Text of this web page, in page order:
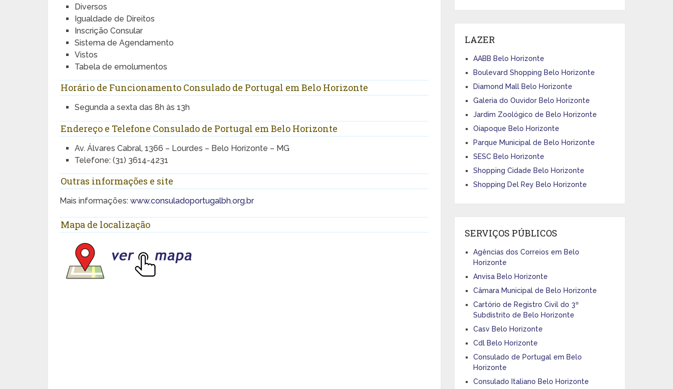
Diversos
Igualdade de Direitos
Inscrição Consular
Sistema de Agendamento
Vistos
Tabela de emolumentos
Horário de Funcionamento Consulado de Portugal em Belo Horizonte
Segunda a sexta das 8h às 13h
Endereço e Telefone Consulado de Portugal em Belo Horizonte
Av. Álvares Cabral, 1366 – Lourdes – Belo Horizonte – MG
Telefone: (31) 3614-4231
Outras informações e site
Mais informações:www.consuladoportugalbh.org.br
Mapa de localização
LAZER
AABB Belo Horizonte
Boulevard Shopping Belo Horizonte
Diamond Mall Belo Horizonte
Galeria do Ouvidor Belo Horizonte
Jardim Zoológico de Belo Horizonte
Oiapoque Belo Horizonte
Parque Municipal de Belo Horizonte
SESC Belo Horizonte
Shopping Cidade Belo Horizonte
Shopping Del Rey Belo Horizonte
SERVIÇOS PÚBLICOS
Agências dos Correios em Belo
Horizonte
Anvisa Belo Horizonte
Câmara Municipal de Belo Horizonte
Cartório de Registro Civil do 3º
Subdistrito de Belo Horizonte
Casv Belo Horizonte
Cdl Belo Horizonte
Consulado de Portugal em Belo
Horizonte
Consulado Italiano Belo Horizonte